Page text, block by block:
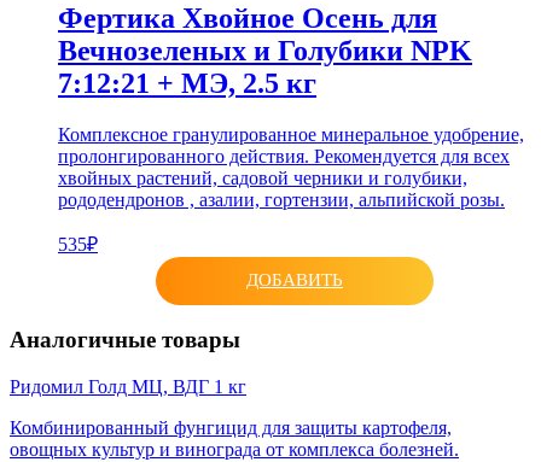
Фертика Хвойное Осень для
Вечнозеленых и Голубики NPK
7:12:21 + МЭ, 2.5 кг
Комплексное гранулированное минеральное удобрение,
пролонгированного действия. Рекомендуется для всех
хвойных растений, садовой черники и голубики,
рододендронов , азалии, гортензии, альпийской розы.
535₽
ДОБАВИТЬ
Аналогичные товары
Ридомил Голд МЦ, ВДГ 1 кг
Комбинированный фунгицид для защиты картофеля,
овощных культур и винограда от комплекса болезней.